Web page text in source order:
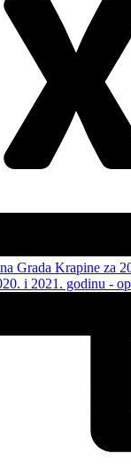
Grada Krapine za
i 2021. godinu -